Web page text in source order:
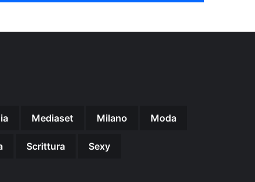
Mediaset Milano Moda
Scrittura Sexy